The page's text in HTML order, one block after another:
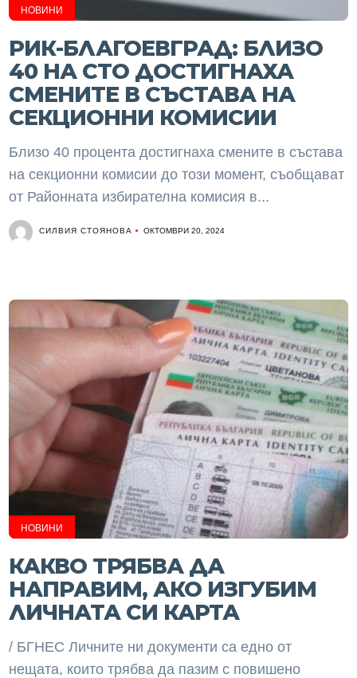
НОВИНИ
РИК-БЛАГОЕВГРАД: БЛИЗО
40 НА СТО ДОСТИГНАХА
СМЕНИТЕ В СЪСТАВА НА
СЕКЦИОННИ КОМИСИИ
Близо 40 процента достигнаха смените в състава
на секционни комисии до този момент, съобщават
от Районната избирателна комисия в...
СИЛВИЯ СТОЯНОВА ОКТОМВРИ 20, 2024
НОВИНИ
КАКВО ТРЯБВА ДА
НАПРАВИМ, АКО ИЗГУБИМ
ЛИЧНАТА СИ КАРТА
/ БГНЕС Личните ни документи са едно от
нещата, които трябва да пазим с повишено